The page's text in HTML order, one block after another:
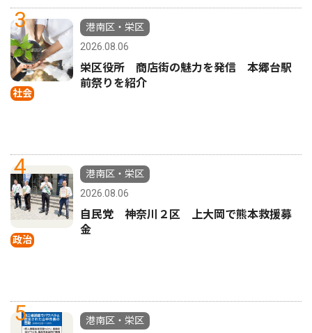
3
社会
港南区・栄区
2026.08.06
栄区役所 商店街の魅力を発信 本郷台駅
前祭りを紹介
4
政治
港南区・栄区
2026.08.06
自民党 神奈川２区 上大岡で熊本救援募
金
5
港南区・栄区